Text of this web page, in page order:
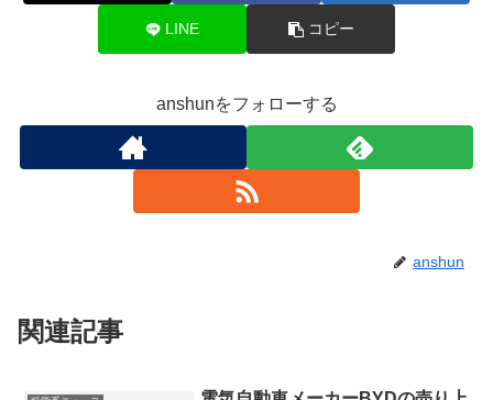
LINE コピー
anshunをフォローする
anshun
関連記事